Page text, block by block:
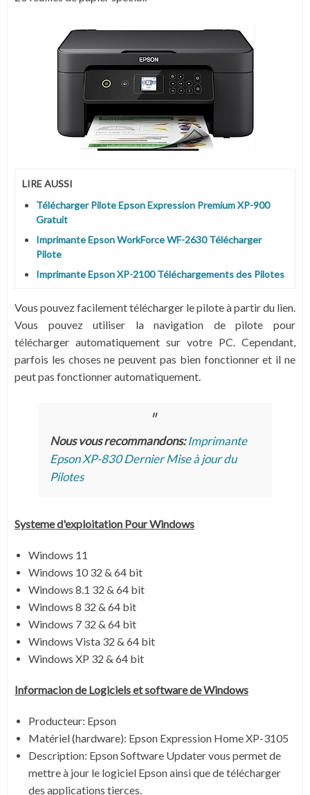
LIRE AUSSI
Télécharger Pilote Epson Expression Premium XP-900
Gratuit
Imprimante Epson WorkForce WF-2630 Télécharger
Pilote
Imprimante Epson XP-2100 Téléchargements des Pilotes
Vous pouvez facilement télécharger le pilote à partir du lien.
Vous pouvez utiliser la navigation de pilote pour
télécharger automatiquement sur votre PC. Cependant,
parfois les choses ne peuvent pas bien fonctionner et il ne
peut pas fonctionner automatiquement.
Nous vous recommandons:Imprimante
Epson XP-830 Dernier Mise à jour du
Pilotes
Systeme d'exploitation Pour Windows
Windows 11
Windows 10 32 & 64 bit
Windows 8.1 32 & 64 bit
Windows 8 32 & 64 bit
Windows 7 32 & 64 bit
Windows Vista 32 & 64 bit
Windows XP 32 & 64 bit
Informacion de Logiciels et software de Windows
Producteur: Epson
Matériel (hardware): Epson Expression Home XP-3105
Description: Epson Software Updater vous permet de
mettre à jour le logiciel Epson ainsi que de télécharger
des applications tierces.